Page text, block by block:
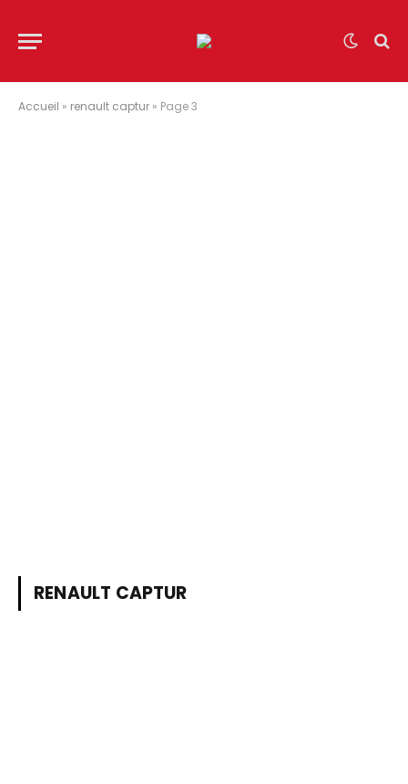
Accueil » renault captur » Page 3
RENAULT CAPTUR